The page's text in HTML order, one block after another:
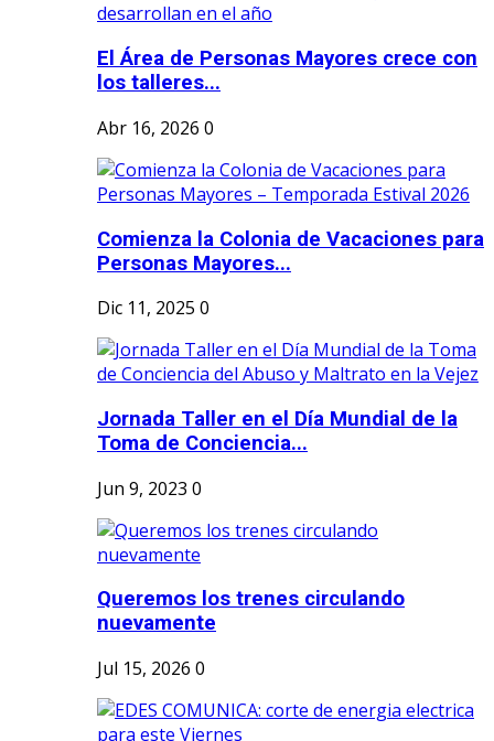
El Área de Personas Mayores crece con
los talleres...
Abr 16, 2026 0
Comienza la Colonia de Vacaciones para
Personas Mayores...
Dic 11, 2025 0
Jornada Taller en el Día Mundial de la
Toma de Conciencia...
Jun 9, 2023 0
Queremos los trenes circulando
nuevamente
Jul 15, 2026 0